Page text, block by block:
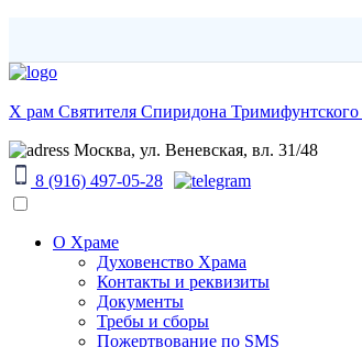
Х рам Святителя Спиридона Тримифунтского
Москва, ул. Веневская, вл. 31/48
8 (916) 497-05-28
О Храме
Духовенство Храма
Контакты и реквизиты
Документы
Требы и сборы
Пожертвование по SMS